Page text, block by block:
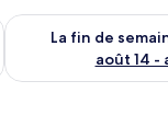
semaine août 7 -
La fin de
août 14 -
Vérifier la